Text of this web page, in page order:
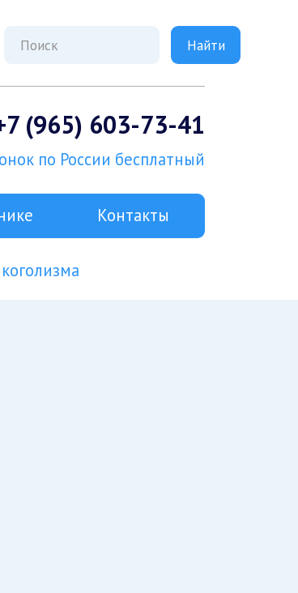
(965) 603-73-41
по России бесплатный
Контакты